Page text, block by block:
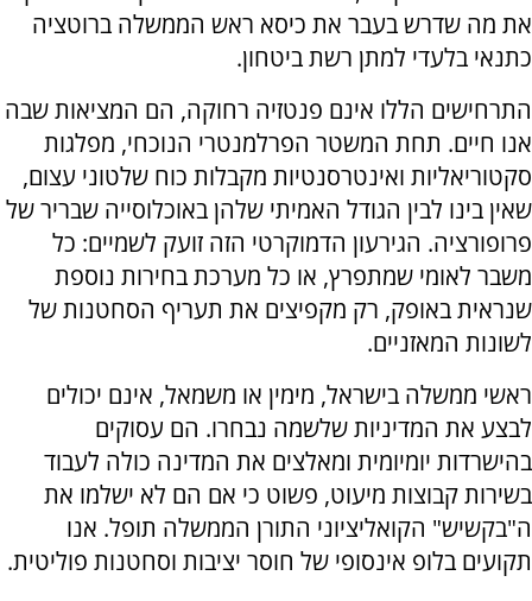
את מה שדרש בעבר את כיסא ראש הממשלה ברוטציה
כתנאי בלעדי למתן רשת ביטחון.
​התרחישים הללו אינם פנטזיה רחוקה, הם המציאות שבה
אנו חיים. תחת המשטר הפרלמנטרי הנוכחי, מפלגות
סקטוריאליות ואינטרסנטיות מקבלות כוח שלטוני עצום,
שאין בינו לבין הגודל האמיתי שלהן באוכלוסייה שבריר של
פרופורציה. הגירעון הדמוקרטי הזה זועק לשמיים: כל
משבר לאומי שמתפרץ, או כל מערכת בחירות נוספת
שנראית באופק, רק מקפיצים את תעריף הסחטנות של
לשונות המאזניים.
ראשי ממשלה בישראל, מימין או משמאל, אינם יכולים
לבצע את המדיניות שלשמה נבחרו. הם עסוקים
בהישרדות יומיומית ומאלצים את המדינה כולה לעבוד
בשירות קבוצות מיעוט, פשוט כי אם הם לא ישלמו את
ה"בקשיש" הקואליציוני התורן הממשלה תופל. אנו
תקועים בלופ אינסופי של חוסר יציבות וסחטנות פוליטית.